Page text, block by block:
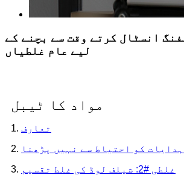
انسٹال کرتے وقت سے بچنے کے
لیے عام غلطیاں
مواد کا ٹیبل
1. تعارف
2.
3.
غلطی #2: شیلف لوڈ کی غلط تقسیم